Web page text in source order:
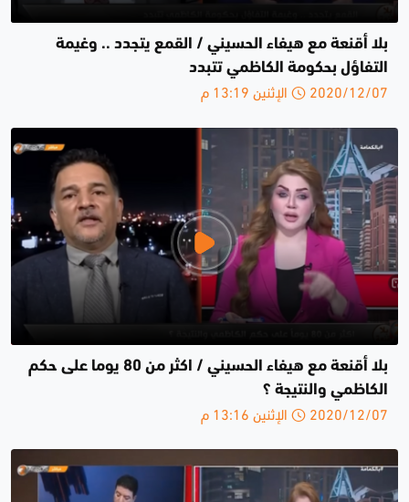
بلا أقنعة مع هيفاء الحسيني / القمع يتجدد .. وغيمة
التفاؤل بحكومة الكاظمي تتبدد
2020/12/07 الإثنين 13:19 م
بلا أقنعة مع هيفاء الحسيني / اكثر من 80 يوما على حكم
الكاظمي والنتيجة ؟
2020/12/07 الإثنين 13:16 م